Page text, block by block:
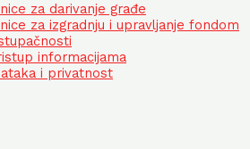
za darivanje građe
za izgradnju i upravljanje fondom
informacijama
i privatnost